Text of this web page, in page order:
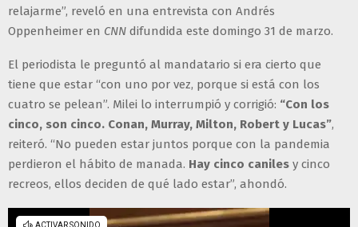
relajarme”, reveló en una entrevista con Andrés
Oppenheimer en CNN difundida este domingo 31 de marzo.
El periodista le preguntó al mandatario si era cierto que
tiene que estar “con uno por vez, porque si está con los
cuatro se pelean”. Milei lo interrumpió y corrigió: “Con los
cinco, son cinco. Conan, Murray, Milton, Robert y Lucas”,
reiteró. “No pueden estar juntos porque con la pandemia
perdieron el hábito de manada. Hay cinco caniles y cinco
recreos, ellos deciden de qué lado estar”, ahondó.